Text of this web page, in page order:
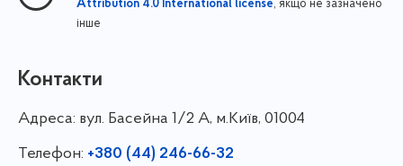
Attribution 4.0 International license, якщо не зазначено
інше
Контакти
Адреса: вул. Басейна 1/⁠2 А, м.Київ, 01004
Телефон: +380 (44) 246-66-32